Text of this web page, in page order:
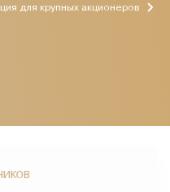
для крупных акционеров